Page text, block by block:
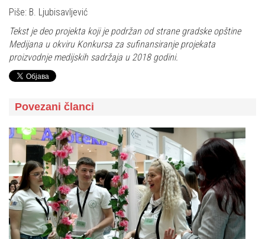
Piše: B. Ljubisavljević
Tekst je deo projekta koji je podržan od strane gradske opštine
Medijana u okviru Konkursa za sufinansiranje projekata
proizvodnje medijskih sadržaja u 2018 godini.
Povezani članci